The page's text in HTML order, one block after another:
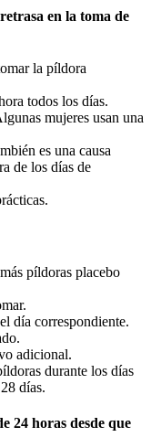
en la toma de
la píldora
todos los días.
mujeres usan una
es una causa
de los días de
píldoras placebo
día correspondiente.
adicional.
durante los días
días.
24 horas desde que